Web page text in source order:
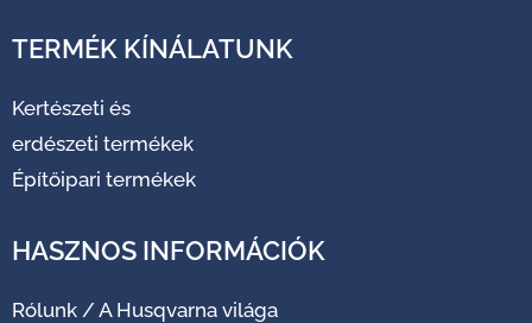
TERMÉK KÍNÁLATUNK
Kertészeti és
erdészeti termékek
Építőipari termékek
HASZNOS INFORMÁCIÓK
Rólunk / A Husqvarna világa